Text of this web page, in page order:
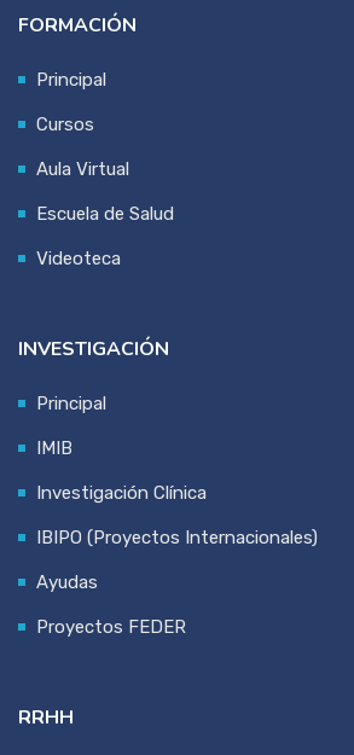
FORMACIÓN
Principal
Cursos
Aula Virtual
Escuela de Salud
Videoteca
INVESTIGACIÓN
Principal
IMIB
Investigación Clínica
IBIPO (Proyectos Internacionales)
Ayudas
Proyectos FEDER
RRHH